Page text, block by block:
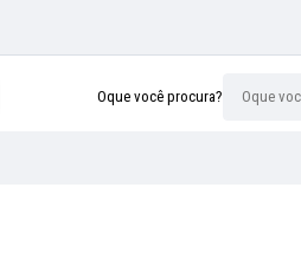
Oque você procura?